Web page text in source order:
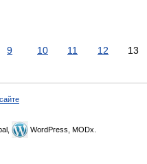
9 10 11 12 13
WordPress, MODx.